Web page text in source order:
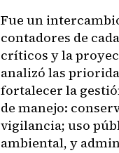
Fue un
contadores de
críticos y la
analizó las
fortalecer la
de manejo:
vigilancia; uso
ambiental, y